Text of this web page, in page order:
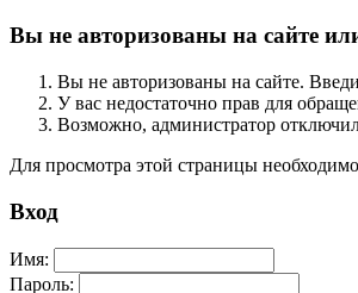
Вы не авторизованы на сайте
Вы не авторизованы на сайте.
У вас недостаточно прав для
Возможно, администратор
Для просмотра этой страницы необходимо
Вход
Имя:
Пароль: